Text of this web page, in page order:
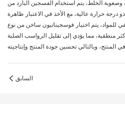
الخلط، يتم استخدام الفسجين البارد من
درجة حرارة عالية، مع الأخذ في الاعتبار ظاهرة
للمواد، يتم اختيار فوسجيناتيون ساخن من نوع
منطقية، مما يؤدي إلى تقليل الرواسب الصلبة
السابق